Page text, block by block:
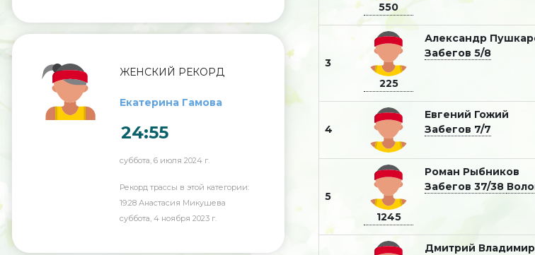
ЖЕНСКИЙ РЕКОРД
Екатерина Гамова
24:55
суббота, 6 июля 2024 г.
Рекорд трассы в этой категории:
19:28 Анастасия Микушева
суббота, 4 ноября 2023 г.
550
3
225
Александр
Забегов 5/8
4
Евгений Гожий
Забегов 7/7
5
1245
Роман Рыбников
Забегов 37/38
Дмитрий